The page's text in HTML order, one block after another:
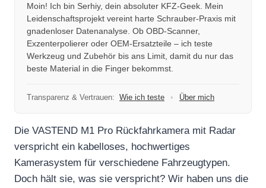
Moin! Ich bin Serhiy, dein absoluter KFZ-Geek. Mein
Leidenschaftsprojekt vereint harte Schrauber-Praxis mit
gnadenloser Datenanalyse. Ob OBD-Scanner,
Exzenterpolierer oder OEM-Ersatzteile – ich teste
Werkzeug und Zubehör bis ans Limit, damit du nur das
beste Material in die Finger bekommst.
Transparenz & Vertrauen: Wie ich teste • Über mich
Die VASTEND M1 Pro Rückfahrkamera mit Radar
verspricht ein kabelloses, hochwertiges
Kamerasystem für verschiedene Fahrzeugtypen.
Doch hält sie, was sie verspricht? Wir haben uns die